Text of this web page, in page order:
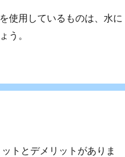
使用しているものは、水に
う。
トとデメリットがありま